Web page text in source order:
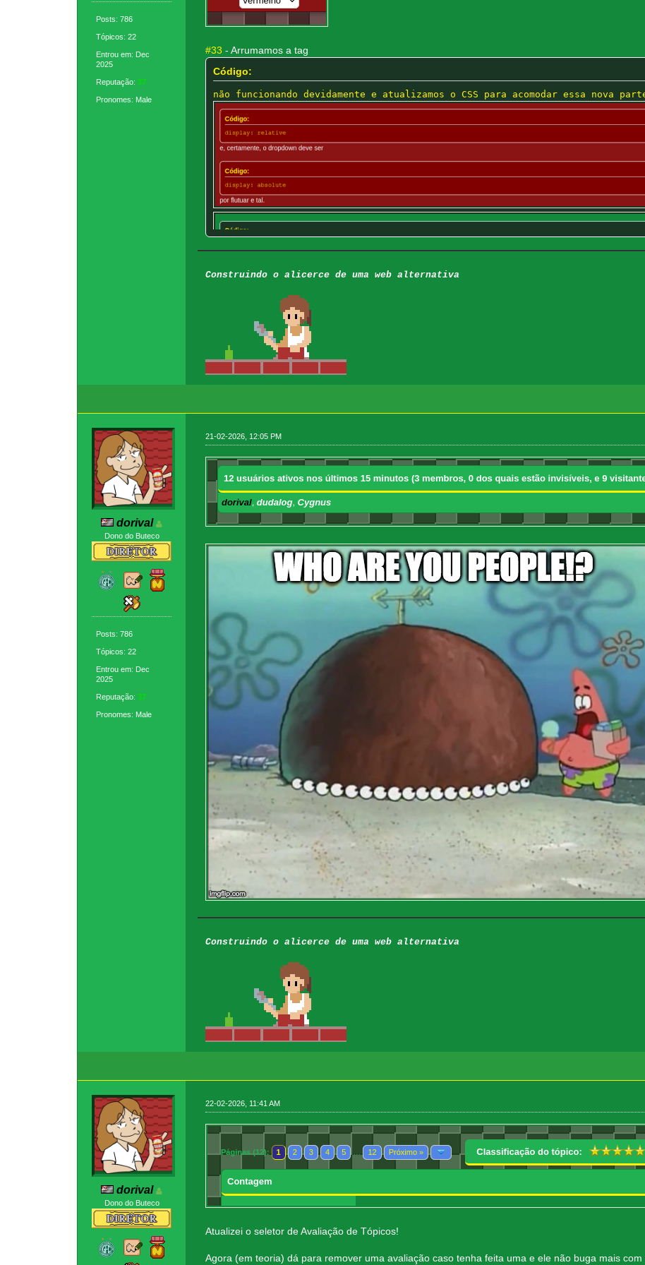
Posts: 786
Tópicos: 22
Entrou em: Dec
2025
Reputação:37
Pronomes: Male
#33 - Arrumamos a tag
Código:
não funcionando devidamente e atualizamos o CSS para acomodar essa nova
Construindo o alicerce de uma web alternativa
dorival
Dono do Buteco
Posts: 786
Tópicos: 22
Entrou em: Dec
2025
Reputação:37
Pronomes: Male
21-02-2026, 12:05 PM
Construindo o alicerce de uma web alternativa
dorival
Dono do Buteco
22-02-2026, 11:41 AM
Atualizei o seletor de Avaliação de Tópicos!
Agora (em teoria) dá para remover uma avaliação caso tenha feita uma e ele não buga mais